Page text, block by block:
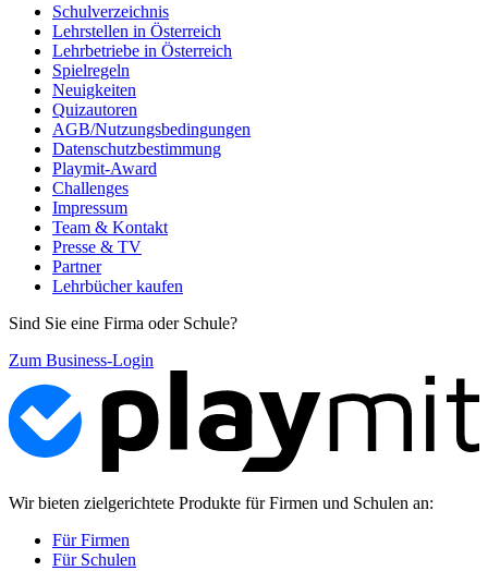
Schulverzeichnis
Lehrstellen in Österreich
Lehrbetriebe in Österreich
Spielregeln
Neuigkeiten
Quizautoren
AGB/Nutzungsbedingungen
Datenschutzbestimmung
Playmit-Award
Challenges
Impressum
Team & Kontakt
Presse & TV
Partner
Lehrbücher kaufen
Sind Sie eine Firma oder Schule?
Zum Business-Login
Wir bieten zielgerichtete Produkte für Firmen und Schulen an:
Für Firmen
Für Schulen